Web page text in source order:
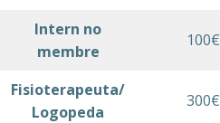
Intern no
membre
100€
Fisioterapeuta/
Logopeda
300€